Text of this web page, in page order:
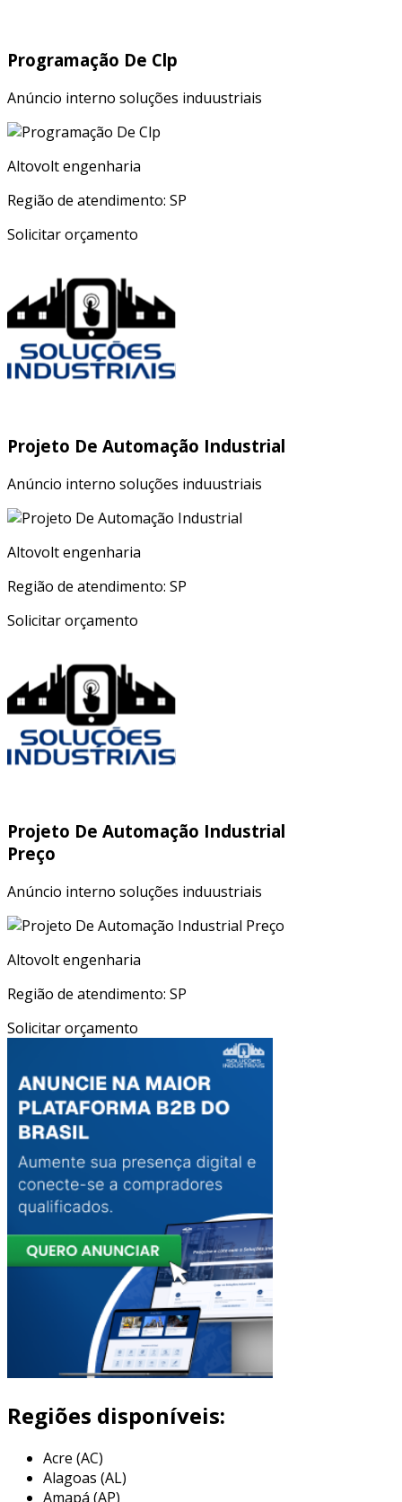
Programação De Clp
Anúncio interno soluções induustriais
Altovolt engenharia
Região de atendimento: SP
Solicitar orçamento
Projeto De Automação Industrial
Anúncio interno soluções induustriais
Altovolt engenharia
Região de atendimento: SP
Solicitar orçamento
Projeto De Automação Industrial
Preço
Anúncio interno soluções induustriais
Altovolt engenharia
Região de atendimento: SP
Solicitar orçamento
Regiões disponíveis:
Acre (AC)
Alagoas (AL)
Amapá (AP)